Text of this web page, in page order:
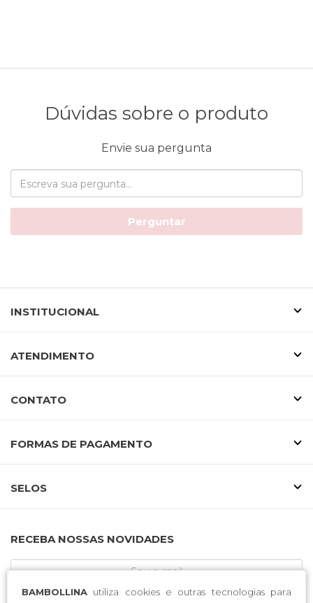
BAMBOLLINA utiliza cookies e outras tecnologias para
Dúvidas sobre o produto
Envie sua pergunta
Perguntar
INSTITUCIONAL
ATENDIMENTO
CONTATO
FORMAS DE PAGAMENTO
SELOS
RECEBA NOSSAS NOVIDADES